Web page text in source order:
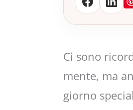
Ci sono
mente, ma
giorno